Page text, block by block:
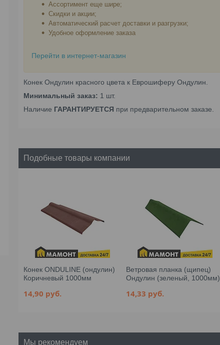
Ассортимент еще шире;
Скидки и акции;
Автоматический расчет доставки и разгрузки;
Удобное оформление заказа
Перейти в интернет-магазин
Конек Ондулин красного цвета к Еврошиферу Ондулин.
Минимальный заказ: 1 шт.
Наличие ГАРАНТИРУЕТСЯ при предварительном заказе.
Подобные товары компании
Конек ONDULINE (ондулин)
Коричневый 1000мм
14,90 руб.
Ветровая планка (щипец)
Ондулин (зеленый, 1000мм)
14,33 руб.
Мы рекомендуем